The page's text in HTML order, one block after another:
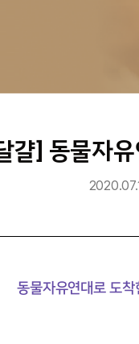
] 동물자
동물자유연대로 도착